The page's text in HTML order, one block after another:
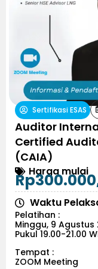
Sertifikasi ESAS
Auditor
Certified
(CAIA)
Harga mulai
Waktu
Pelatihan :
Minggu, 9 Agustus
Pukul 19.00-21.00
Tempat :
ZOOM Meeting